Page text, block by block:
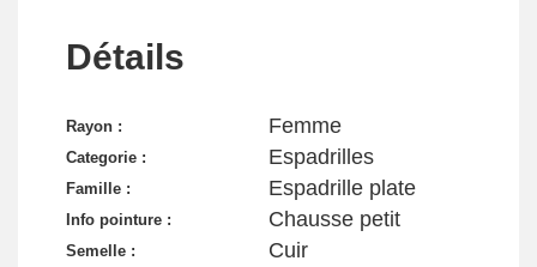
Détails
Rayon : Femme
Categorie : Espadrilles
Famille : Espadrille plate
Info pointure : Chausse petit
Semelle : Cuir